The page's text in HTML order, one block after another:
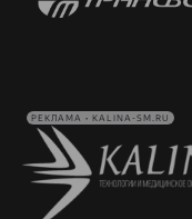
РЕКЛАМА • KALINA-SM.RU